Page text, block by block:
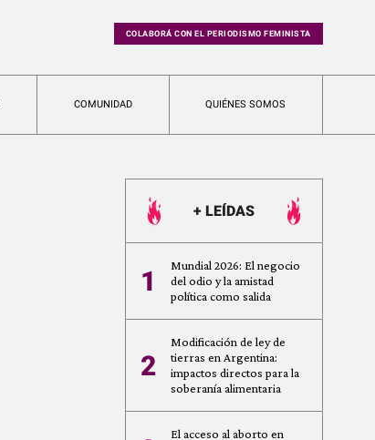
COLABORÁ CON EL PERIODISMO FEMINISTA
COMUNIDAD QUIÉNES SOMOS
+ LEÍDAS
1
Mundial 2026: El negocio
del odio y la amistad
política como salida
2
Modificación de ley de
tierras en Argentina:
impactos directos para la
soberanía alimentaria
El acceso al aborto en